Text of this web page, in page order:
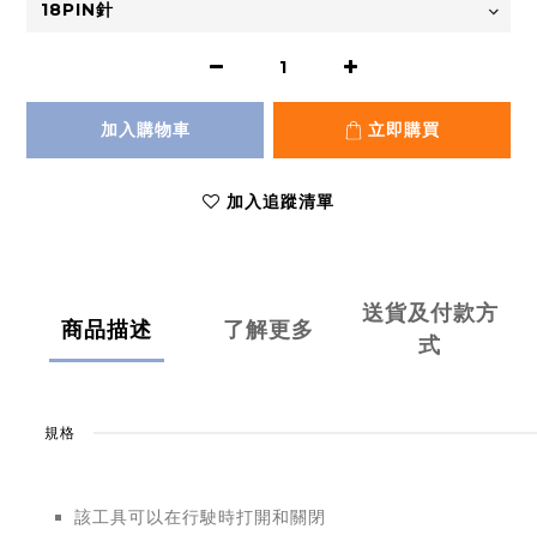
加入購物車 立即購買
加入追蹤清單
商品描述 了解更多
送貨及付款方
式
規格
該工具可以在行駛時打開和關閉